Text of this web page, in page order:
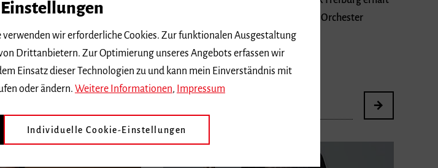
der Hochschule für Musik
beim…
Praktikum beim »Philharmonischen Orchester
Freiburg«
wir erforderliche Cookies. Zur funktionalen Ausgestaltung
Drittanbietern. Zur Optimierung unseres Angebots erfassen wir
Einsatz dieser Technologien zu und kann mein Einverständnis mit
oder ändern. Weitere Informationen, Impressum
Individuelle Cookie-Einstellungen